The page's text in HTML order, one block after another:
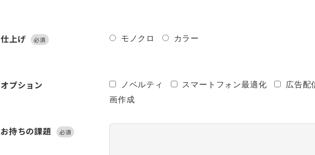
仕上げ 必須 モノクロ カラー
オプション ノベルティ スマートフォン最適化 広告配
画作成
お持ちの課題 必須